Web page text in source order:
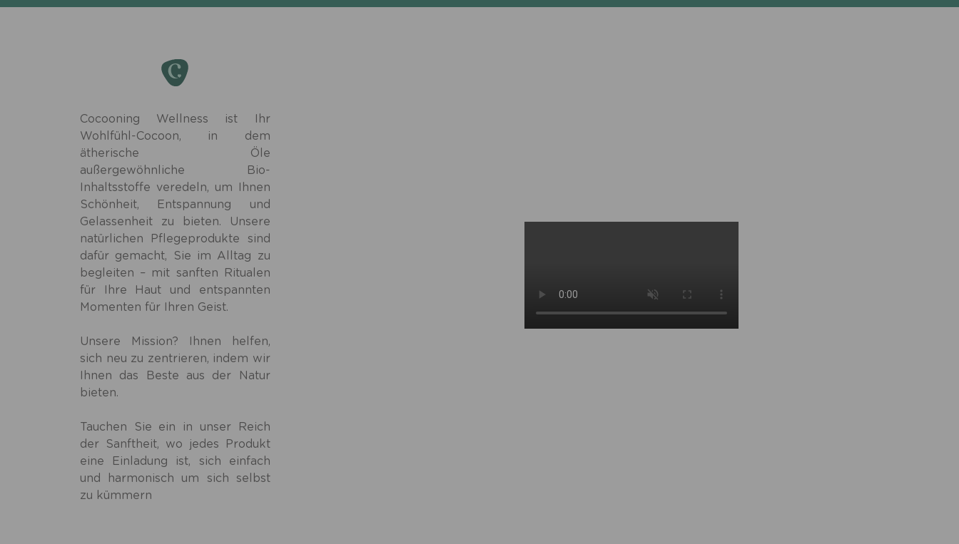
Cocooning Wellness ist Ihr
Wohlfühl-Cocoon, in dem
ätherische Öle
außergewöhnliche Bio-
Inhaltsstoffe veredeln, um Ihnen
Schönheit, Entspannung und
Gelassenheit zu bieten. Unsere
natürlichen Pflegeprodukte sind
dafür gemacht, Sie im Alltag zu
begleiten – mit sanften Ritualen
für Ihre Haut und entspannten
Momenten für Ihren Geist.
Unsere Mission? Ihnen helfen,
sich neu zu zentrieren, indem wir
Ihnen das Beste aus der Natur
bieten.
Tauchen Sie ein in unser Reich
der Sanftheit, wo jedes Produkt
eine Einladung ist, sich einfach
und harmonisch um sich selbst
zu kümmern